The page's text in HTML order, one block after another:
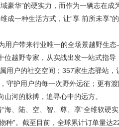
豪华”的硬实力，而作为一辆志在成
成一种生活方式，让“享 前所未享”
用户带来行业唯一的全场景越野生
越野专家，从实战出发一站式指导
用户的社交空间；357家生态驿站，
守护用户的每一次野外远征；更有
河的脉搏，追寻心中的远方。
海、陆、空、智、尊、享”全维软硬
种”。截至目前，全球累计订单量达